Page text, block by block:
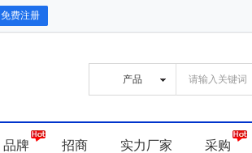
免费注册
品牌 招商 实力厂家 采购